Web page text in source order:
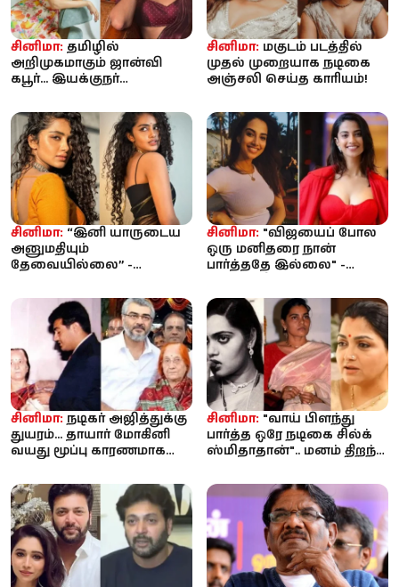
சினிமா: தமிழில்
அறிமுகமாகும் ஜான்வி
கபூர்... இயக்குநர்
தொடரில் நாயகியாக...
சினிமா: மகுடம் படத்தில்
முதல் முறையாக நடிகை
அஞ்சலி செய்த காரியம்!
சினிமா: “இனி யாருடைய
அனுமதியும்
தேவையில்லை” -
பதிவு இணையத்தில்
வைரல்
சினிமா: "விஜயைப் போல
ஒரு மனிதரை நான்
பார்த்ததே இல்லை" -
பாராட்டு
சினிமா: நடிகர் அஜித்துக்கு
துயரம்... தாயார் மோகினி
வயது மூப்பு காரணமாக
சினிமா: "வாய் பிளந்து
பார்த்த ஒரே நடிகை சில்க்
ஸ்மிதாதான்".. மனம் திறந்த